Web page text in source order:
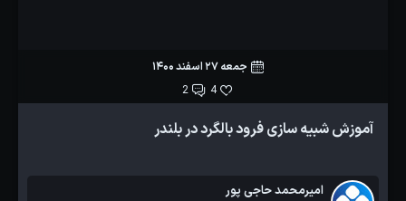
جمعه 27 اسفند 1400
4
2
آموزش شبیه سازی فرود بالگرد در بلندر
امیرمحمد حاجی پور